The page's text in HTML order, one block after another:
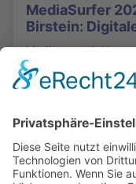
MediaSurfer
Birstein:
Medienanstalt
Podcasts,
Entdecken Sie